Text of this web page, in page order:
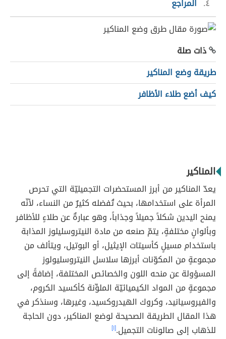
٤
المراجع
ذات صلة
طريقة وضع المناكير
كيف أضع طلاء الأظافر
المناكير
يعدّ المناكير من أبرز المستحضرات التجميليّة التي تحرص
المرأة على استخدامها، بحيث تُفضله كثيرٌ من النساء، لأنّه
يمنح اليدين شكلاً جميلاً وجذاباً، وهو عبارةٌ عن طلاءٍ للأظافر
وبألوانٍ مختلفةٍ، يتمّ صنعه من مادة النيتروسليلوز المذابة
باستخدام مسيلٍ كأسيتات الإيثيل، أو البوتيل، ويتألف من
مجموعةٍ من المكوّنات أبرزها سلاسل النيتروسليولوز
المسؤولة عن منحه اللون والخصائص المختلفة، إضافةً إلى
مجموعةٍ من المواد الكيميائيّة الملوِّنة كأكسيد الكروم،
والفيروسيانيد، وكروك الهيدروكسيد، وغيرها، وسنذكر في
هذا المقال الطريقة الصحيحة لوضع المناكير، دون الحاجة
للذهاب إلى صالونات التجميل.[١]